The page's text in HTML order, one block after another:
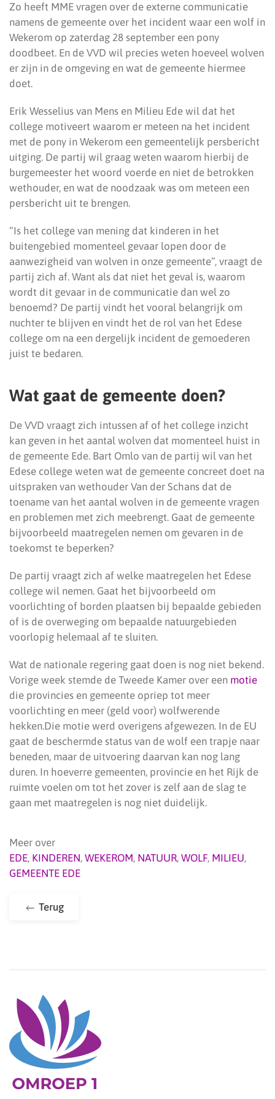
Zo heeft MME vragen over de externe communicatie
namens de gemeente over het incident waar een wolf in
Wekerom op zaterdag 28 september een pony
doodbeet. En de VVD wil precies weten hoeveel wolven
er zijn in de omgeving en wat de gemeente hiermee
doet.
Erik Wesselius van Mens en Milieu Ede wil dat het
college motiveert waarom er meteen na het incident
met de pony in Wekerom een gemeentelijk persbericht
uitging. De partij wil graag weten waarom hierbij de
burgemeester het woord voerde en niet de betrokken
wethouder, en wat de noodzaak was om meteen een
persbericht uit te brengen.
“Is het college van mening dat kinderen in het
buitengebied momenteel gevaar lopen door de
aanwezigheid van wolven in onze gemeente”, vraagt de
partij zich af. Want als dat niet het geval is, waarom
wordt dit gevaar in de communicatie dan wel zo
benoemd? De partij vindt het vooral belangrijk om
nuchter te blijven en vindt het de rol van het Edese
college om na een dergelijk incident de gemoederen
juist te bedaren.
Wat gaat de gemeente doen?
De VVD vraagt zich intussen af of het college inzicht
kan geven in het aantal wolven dat momenteel huist in
de gemeente Ede. Bart Omlo van de partij wil van het
Edese college weten wat de gemeente concreet doet na
uitspraken van wethouder Van der Schans dat de
toename van het aantal wolven in de gemeente vragen
en problemen met zich meebrengt. Gaat de gemeente
bijvoorbeeld maatregelen nemen om gevaren in de
toekomst te beperken?
De partij vraagt zich af welke maatregelen het Edese
college wil nemen. Gaat het bijvoorbeeld om
voorlichting of borden plaatsen bij bepaalde gebieden
of is de overweging om bepaalde natuurgebieden
voorlopig helemaal af te sluiten.
Wat de nationale regering gaat doen is nog niet bekend.
Vorige week stemde de Tweede Kamer over een motie
die provincies en gemeente opriep tot meer
voorlichting en meer (geld voor) wolfwerende
hekken.Die motie werd overigens afgewezen. In de EU
gaat de beschermde status van de wolf een trapje naar
beneden, maar de uitvoering daarvan kan nog lang
duren. In hoeverre gemeenten, provincie en het Rijk de
ruimte voelen om tot het zover is zelf aan de slag te
gaan met maatregelen is nog niet duidelijk.
Meer over
EDE, KINDEREN, WEKEROM, NATUUR, WOLF, MILIEU,
GEMEENTE EDE
Terug